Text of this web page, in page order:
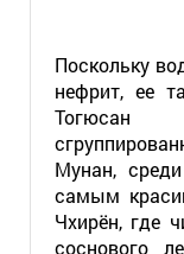
Поскольку
нефрит, ее
Тогюсан
Мунан,
самым
Чхирён, где
соснового